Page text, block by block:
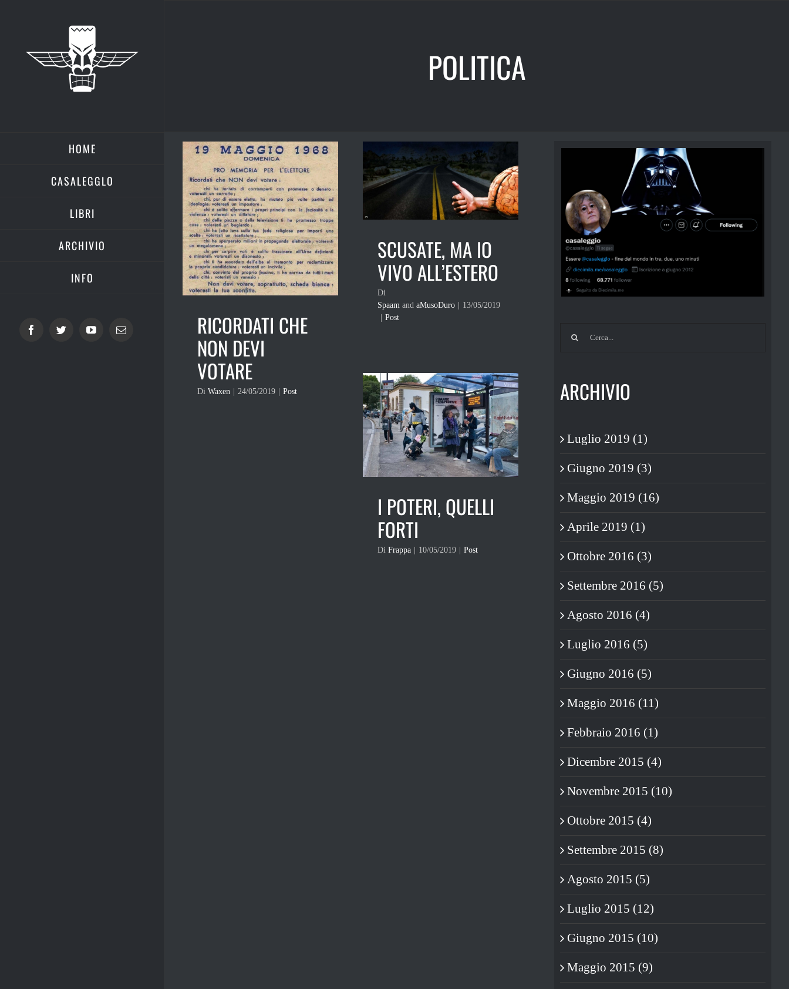
HOME
CASALEGGLO
LIBRI
ARCHIVIO
INFO
FacebookTwitterYouTubeEmail
POLITICA
RICORDATI CHE
NON DEVI
VOTARE
Di Waxen | 24/05/2019 | Post
SCUSATE, MA IO
VIVO ALL’ESTERO
Di
Spaam and aMusoDuro | 13/05/2019
| Post
I POTERI, QUELLI
FORTI
Di Frappa 10/05/2019 Post
Cerca
ARCHIVIO
Luglio 2019 (1)
Giugno 2019 (3)
Maggio 2019 (16)
Aprile 2019 (1)
Ottobre 2016 (3)
Settembre 2016 (5)
Agosto 2016 (4)
Luglio 2016 (5)
Giugno 2016 (5)
Maggio 2016 (11)
Febbraio 2016 (1)
Dicembre 2015 (4)
Novembre 2015 (10)
Ottobre 2015 (4)
Settembre 2015 (8)
Agosto 2015 (5)
Luglio 2015 (12)
Giugno 2015 (10)
Maggio 2015 (9)